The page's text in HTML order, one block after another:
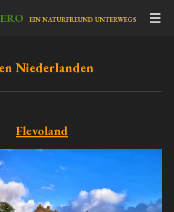
EIN NATURFREUND UNTERWEGS
Niederlanden
Flevoland